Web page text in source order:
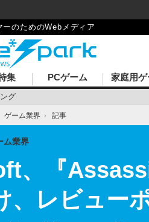
ーのためのWebメディア
グ
集 PCゲーム 家庭用ゲ
ゲーム業界 › 記事
、『
、レビュー
ム業界